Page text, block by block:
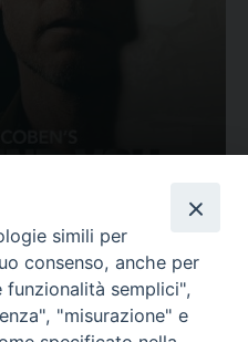
Carcere...
simili per
consenso, anche per
semplici",
"misurazione" e